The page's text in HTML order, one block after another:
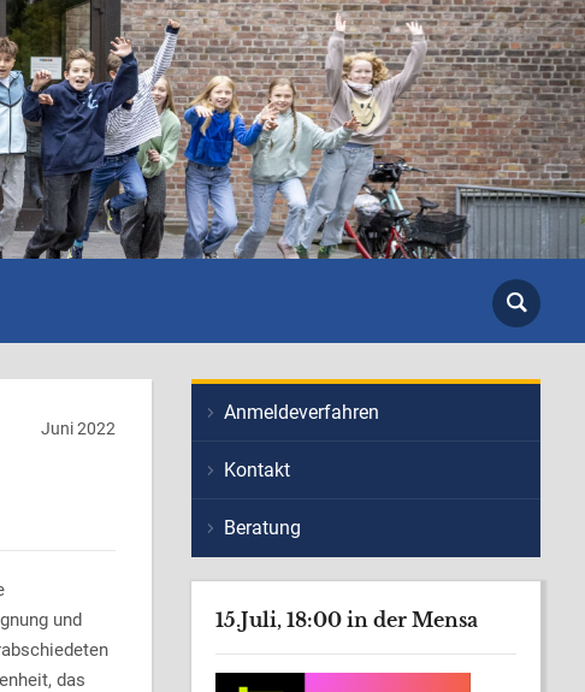
Juni 2022
und
das
Anmeldeverfahren
Kontakt
Beratung
15.Juli, 18:00 in der Mensa